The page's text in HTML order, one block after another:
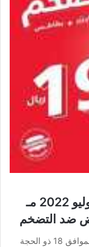
عروض مطعم برغرايززر اليوم 17 يوليو 2022 مـ
عروض مطعم برغرايززر اليوم 17 يوليو 2022 مـ الموافق 18 ذو الحجة